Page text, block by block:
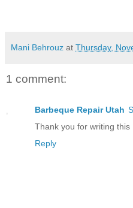
Mani Behrouz at Thursday,
1 comment:
Barbeque Repair Utah
Thank you for writing this
Reply